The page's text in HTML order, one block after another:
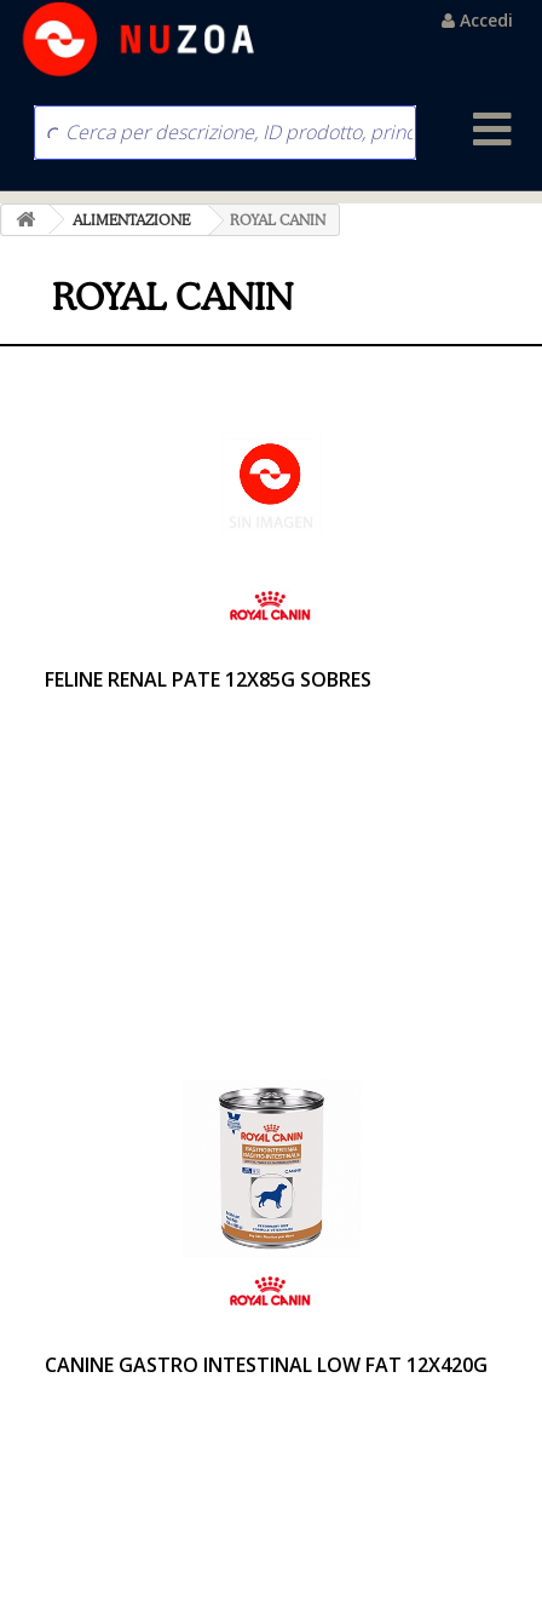
Accedi
ALIMENTAZIONE ROYAL CANIN
ROYAL CANIN
FELINE RENAL PATE 12X85G SOBRES
CANINE GASTRO INTESTINAL LOW FAT 12X420G